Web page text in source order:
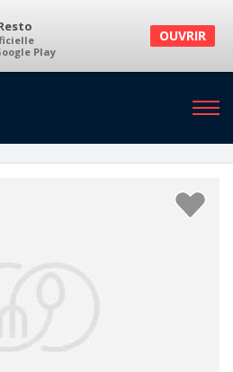
Play
OUVRIR
et environs